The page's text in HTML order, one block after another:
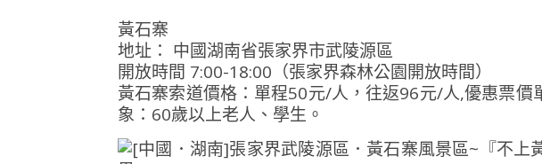
黃石寨
地址： 中國湖南省張家界市武陵源區
開放時間 7:00-18:00（張家界森林公園開放時間）
黃石寨索道價格：單程50元/人，往返96元/人,優惠票
象：60歲以上老人、學生。